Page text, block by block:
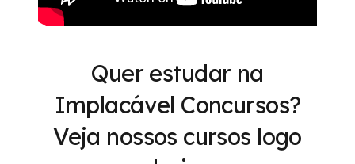
Quer estudar na
Implacável Concursos?
Veja nossos cursos logo